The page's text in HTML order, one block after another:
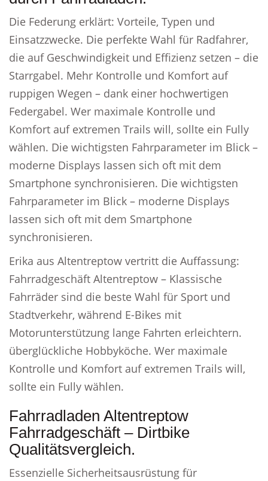
Die Federung erklärt: Vorteile, Typen und
Einsatzzwecke. Die perfekte Wahl für Radfahrer,
die auf Geschwindigkeit und Effizienz setzen – die
Starrgabel. Mehr Kontrolle und Komfort auf
ruppigen Wegen – dank einer hochwertigen
Federgabel. Wer maximale Kontrolle und
Komfort auf extremen Trails will, sollte ein Fully
wählen. Die wichtigsten Fahrparameter im Blick –
moderne Displays lassen sich oft mit dem
Smartphone synchronisieren. Die wichtigsten
Fahrparameter im Blick – moderne Displays
lassen sich oft mit dem Smartphone
synchronisieren.
Erika aus Altentreptow vertritt die Auffassung:
Fahrradgeschäft Altentreptow – Klassische
Fahrräder sind die beste Wahl für Sport und
Stadtverkehr, während E-Bikes mit
Motorunterstützung lange Fahrten erleichtern.
überglückliche Hobbyköche. Wer maximale
Kontrolle und Komfort auf extremen Trails will,
sollte ein Fully wählen.
Fahrradladen Altentreptow
Fahrradgeschäft – Dirtbike
Qualitätsvergleich.
Essenzielle Sicherheitsausrüstung für